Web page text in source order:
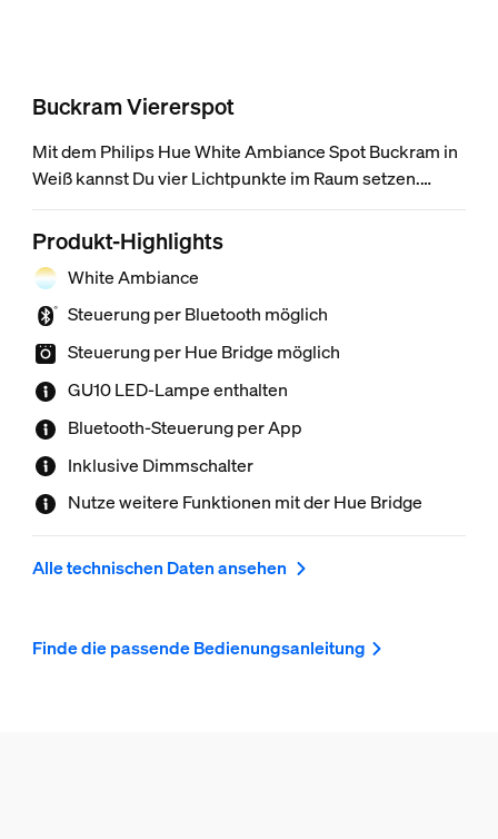
Buckram Viererspot
Mit dem Philips Hue White Ambiance Spot Buckram in
Weiß kannst Du vier Lichtpunkte im Raum setzen.
Stelle jeden Spot so ein, dass er die richtigen Ecken im
Raum beleuchtet, und steuere den Spot sofort mit dem
enthaltenen Philips Hue Dimmschalter oder per
Bluetooth. Schließe eine Philips Hue Bridge an, um
weitere smarte Lichtfunktionen zu nutzen.
Produkt-Highlights
White Ambiance
Steuerung per Bluetooth möglich
Steuerung per Hue Bridge möglich
GU10 LED-Lampe enthalten
Bluetooth-Steuerung per App
Inklusive Dimmschalter
Nutze weitere Funktionen mit der Hue Bridge
Alle technischen Daten ansehen
Finde die passende Bedienungsanleitung